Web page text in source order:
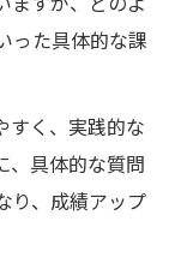
った具体的な課
すく、実践的な
、具体的な質問
り、成績アップ